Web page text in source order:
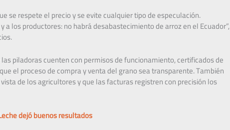
se respete el precio y se evite cualquier tipo de especulación.
los productores: no habrá desabastecimiento de arroz en el Ecuador”,
piladoras cuenten con permisos de funcionamiento, certificados de
el proceso de compra y venta del grano sea transparente. También
de los agricultores y que las facturas registren con precisión los
dejó buenos resultados